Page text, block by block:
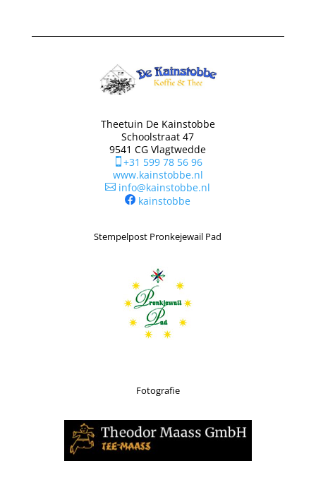
Theetuin De Kainstobbe
Schoolstraat 47
9541 CG Vlagtwedde
+31 599 78 56 96
www.kainstobbe.nl
 info@kainstobbe.nl
kainstobbe
Stempelpost Pronkejewail Pad
Fotografie